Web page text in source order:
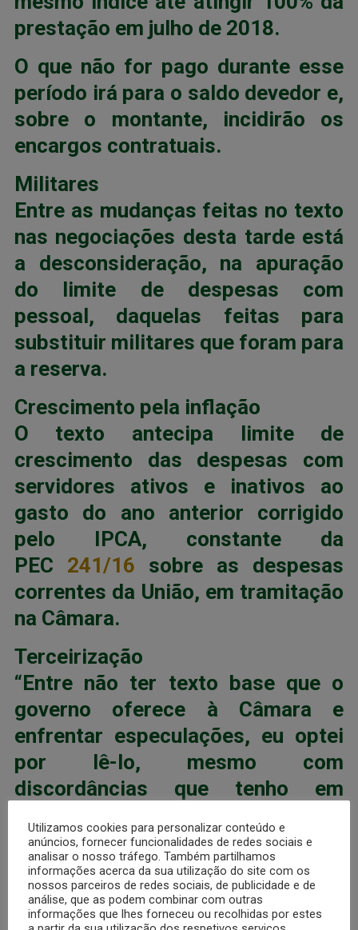
prestação em julho de 2018.
O que não for pago durante esse
período irá para o saldo devedor e,
sobre o montante, incidirão os
encargos contratuais.
Militares
Entre as mudanças feitas no texto
nas negociações desta tarde está
a desconsideração, na apuração
do limite de despesas com
pessoal, daquelas feitas para
substituir militares que foram para
a reserva.
Crescimento pela inflação
O texto antecipa limite de
crescimento das despesas com
servidores ativos e inativos ao
gasto do ano anterior corrigido
pelo IPCA, constante da
PEC 241/16 sobre as despesas
correntes da União, em tramitação
na Câmara.
Terceirização
“Entre não ter texto base que o
governo oferece à Câmara e
enfrentar especulações, eu optei
por lê-lo, mesmo com
discordâncias que tenho em
Entre as discordâncias, ele citou
exceções a determinadas
despesas para o tribunal de
Utilizamos cookies para personalizar conteúdo e
anúncios, fornecer funcionalidades de redes sociais e
analisar o nosso tráfego. Também partilhamos
informações acerca da sua utilização do site com os
nossos parceiros de redes sociais, de publicidade e de
análise, que as podem combinar com outras
informações que lhes forneceu ou recolhidas por estes